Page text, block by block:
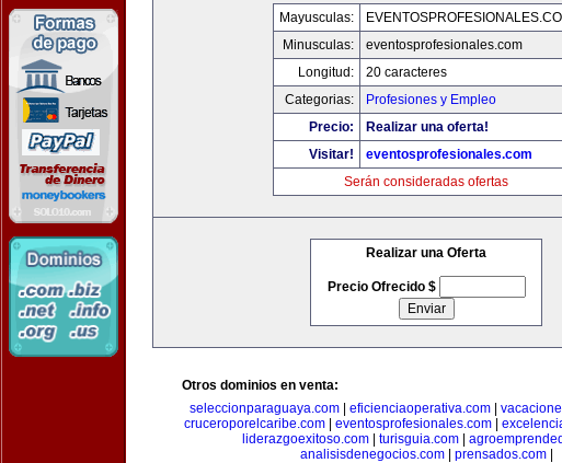
Mayusculas:
Minusculas:
eventosprofesionales.com
Longitud:
20 caracteres
Categorias:
Profesiones y Empleo
Precio:
Realizar una oferta!
Visitar!
eventosprofesionales.com
Serán consideradas ofertas
Realizar una Oferta
Precio Ofrecido $
Otros dominios en venta:
seleccionparaguaya.com
eficienciaoperativa.com
cruceroporelcaribe.com| eventosprofesionales.com|
liderazgoexitoso.com| turisguia.com|
analisisdenegocios.com| prensados.com|